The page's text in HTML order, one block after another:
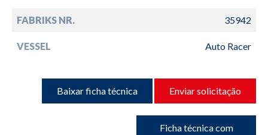
FABRIKS NR. 35942
VESSEL Auto Racer
Baixar ficha técnica Enviar solicitação
Ficha técnica com